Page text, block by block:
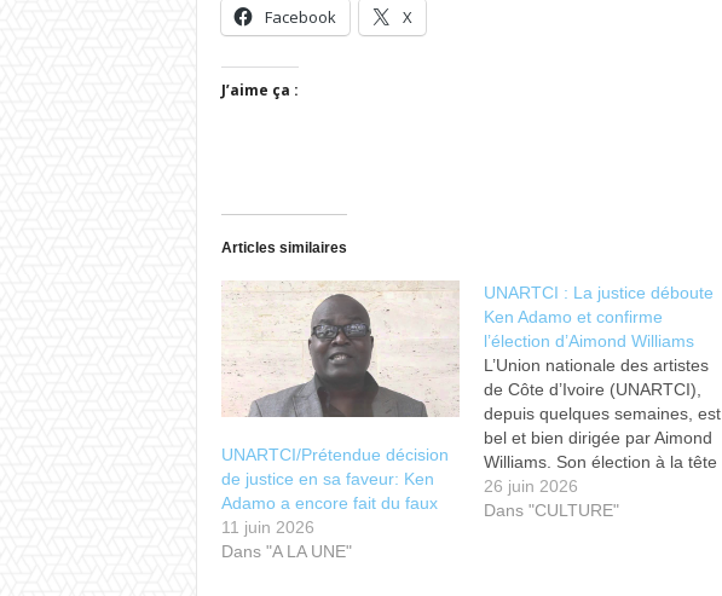
Facebook X
J’aime ça :
Articles similaires
UNARTCI/Prétendue décision
de justice en sa faveur: Ken
Adamo a encore fait du faux
11 juin 2026
Dans "A LA UNE"
UNARTCI : La justice déboute
Ken Adamo et confirme
l’élection d’Aimond Williams
L’Union nationale des artistes
de Côte d’Ivoire (UNARTCI),
depuis quelques semaines, est
bel et bien dirigée par Aimond
Williams. Son élection à la tête
de cette faitière des artistes a
été, définitivement, actée par
26 juin 2026
Dans "CULTURE"